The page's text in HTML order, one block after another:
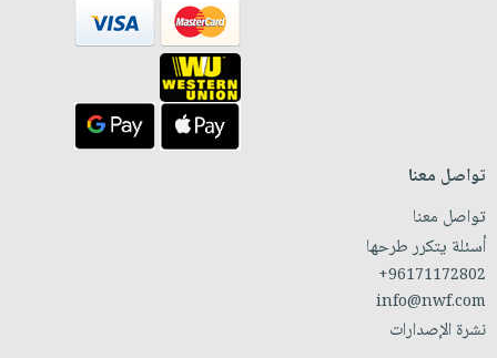
تواصل معنا
تواصل معنا
أسئلة يتكرر طرحها
+96171172802
info@nwf.com
نشرة الإصدارات